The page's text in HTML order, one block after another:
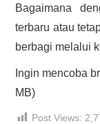
Bagaimana
terbaru atau
berbagi melalui
Ingin mencoba
MB)
Post Views: